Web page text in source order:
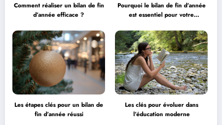
Comment réaliser un bilan de fin
d’année efficace ?
Pourquoi le bilan de fin d’année
est essentiel pour votre
Les étapes clés pour un bilan de
fin d’année réussi
Les clés pour évoluer dans
l’éducation moderne